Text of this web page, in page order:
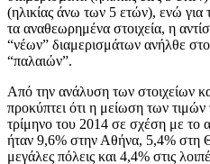
(ηλικίας άνω των 5 ετών), ενώ για
τα αναθεωρημένα στοιχεία, η
“νέων” διαμερισμάτων ανήλθε
“παλαιών”.
Από την ανάλυση των στοιχείων
προκύπτει ότι η μείωση των
τρίμηνο του 2014 σε σχέση με το
ήταν 9,6% στην Αθήνα, 5,4% στη
μεγάλες πόλεις και 4,4% στις